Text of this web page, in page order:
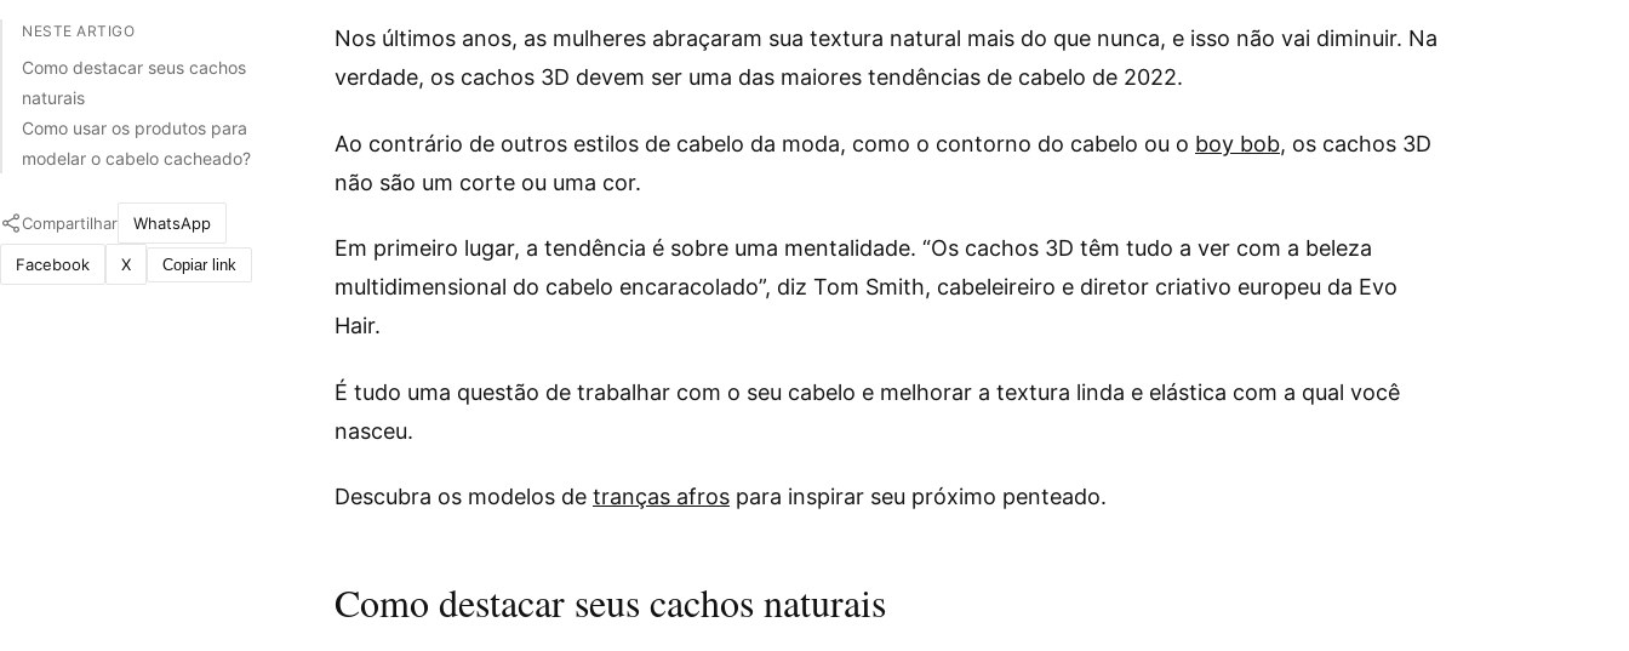
NESTE ARTIGO
Como destacar seus cachos
naturais
Como usar os produtos para
modelar o cabelo cacheado?
Compartilhar WhatsApp
Facebook X Copiar link
Nos últimos anos, as mulheres abraçaram sua textura natural mais do que nunca, e isso não vai diminuir. Na
verdade, os cachos 3D devem ser uma das maiores tendências de cabelo de 2022.
Ao contrário de outros estilos de cabelo da moda, como o contorno do cabelo ou o boy bob, os cachos 3D
não são um corte ou uma cor.
Em primeiro lugar, a tendência é sobre uma mentalidade. “Os cachos 3D têm tudo a ver com a beleza
multidimensional do cabelo encaracolado”, diz Tom Smith, cabeleireiro e diretor criativo europeu da Evo
Hair.
É tudo uma questão de trabalhar com o seu cabelo e melhorar a textura linda e elástica com a qual você
nasceu.
Descubra os modelos de tranças afros para inspirar seu próximo penteado.
Como destacar seus cachos naturais